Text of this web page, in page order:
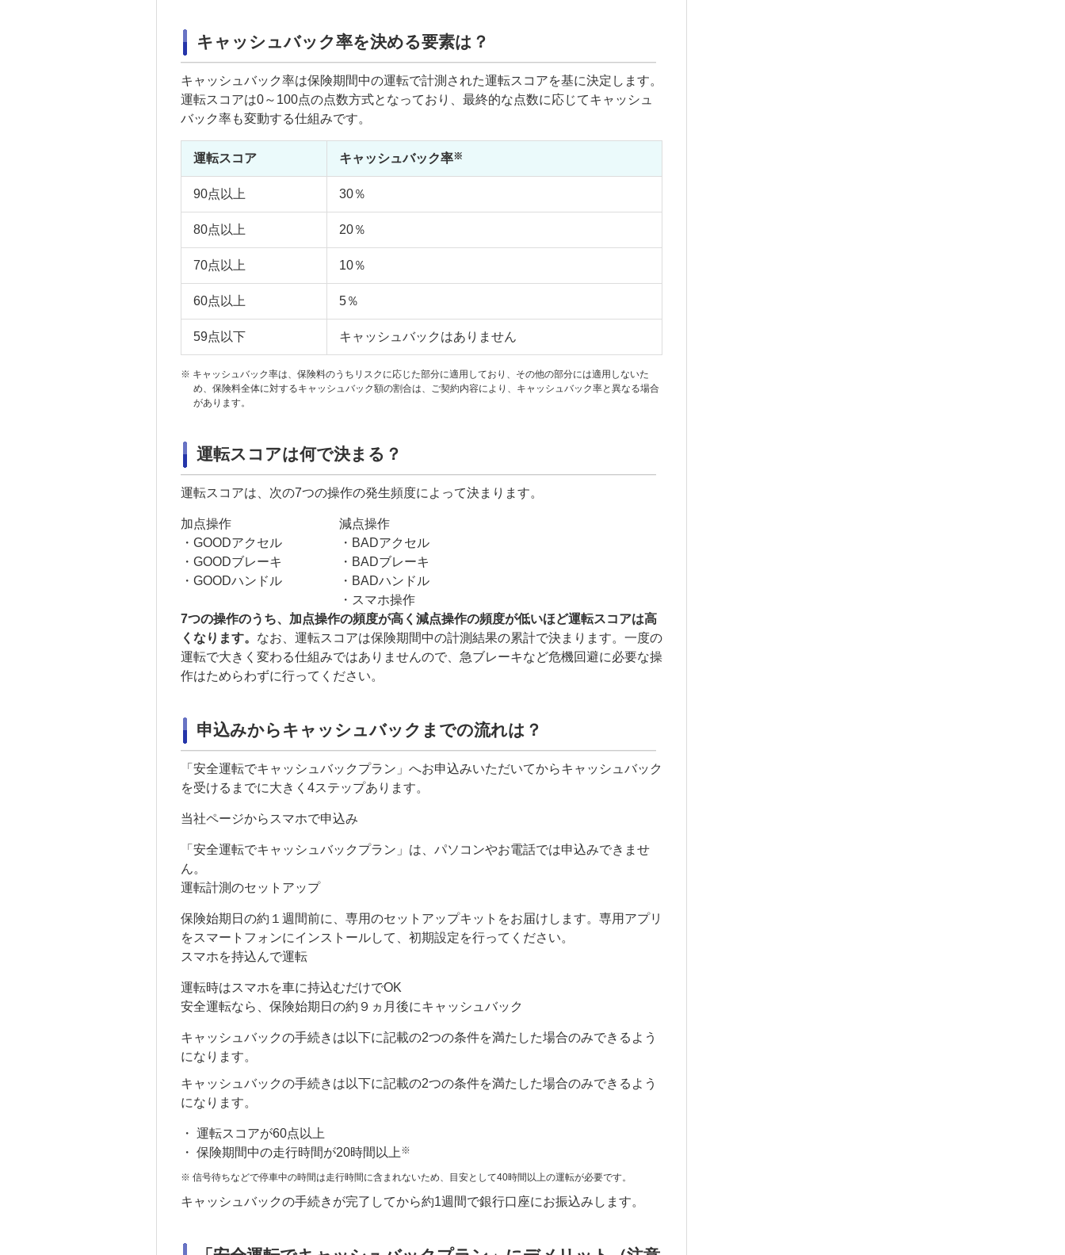
キャッシュバック率を決める要素は？
キャッシュバック率は保険期間中の運転で計測された運転スコアを基に決定します。
運転スコアは0～100点の点数方式となっており、最終的な点数に応じてキャッシュ
バック率も変動する仕組みです。
運転スコア キャッシュバック率※
90点以上 30％
80点以上 20％
70点以上 10％
60点以上 5％
59点以下 キャッシュバックはありません
※ キャッシュバック率は、保険料のうちリスクに応じた部分に適用しており、その他の部分には適用しないた
め、保険料全体に対するキャッシュバック額の割合は、ご契約内容により、キャッシュバック率と異なる場合
があります。
運転スコアは何で決まる？
運転スコアは、次の7つの操作の発生頻度によって決まります。
加点操作
・GOODアクセル
・GOODブレーキ
・GOODハンドル
減点操作
・BADアクセル
・BADブレーキ
・BADハンドル
・スマホ操作
7つの操作のうち、加点操作の頻度が高く減点操作の頻度が低いほど運転スコアは高
くなります。 なお、運転スコアは保険期間中の計測結果の累計で決まります。一度の
運転で大きく変わる仕組みではありませんので、急ブレーキなど危機回避に必要な操
作はためらわずに行ってください。
申込みからキャッシュバックまでの流れは？
「安全運転でキャッシュバックプラン」へお申込みいただいてからキャッシュバック
を受けるまでに大きく4ステップあります。
当社ページからスマホで申込み
「安全運転でキャッシュバックプラン」は、パソコンやお電話では申込みできませ
ん。
運転計測のセットアップ
保険始期日の約１週間前に、専用のセットアップキットをお届けします。専用アプリ
をスマートフォンにインストールして、初期設定を行ってください。
スマホを持込んで運転
運転時はスマホを車に持込むだけでOK
安全運転なら、保険始期日の約９ヵ月後にキャッシュバック
キャッシュバックの手続きは以下に記載の2つの条件を満たした場合のみできるよう
になります。
キャッシュバックの手続きは以下に記載の2つの条件を満たした場合のみできるよう
になります。
・ 運転スコアが60点以上
・ 保険期間中の走行時間が20時間以上 ※
※ 信号待ちなどで停車中の時間は走行時間に含まれないため、目安として40時間以上の運転が必要です。
キャッシュバックの手続きが完了してから約1週間で銀行口座にお振込みします。